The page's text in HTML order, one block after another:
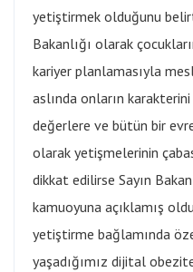
yetiştirmek olduğunu
Bakanlığı olarak
kariyer planlamasıyla
aslında onların
değerlere ve bütün bir
olarak yetişmelerinin
dikkat edilirse Sayın
kamuoyuna açıklamış
yetiştirme bağlamında
yaşadığımız dijital